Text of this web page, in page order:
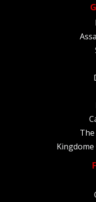
The
Kingdome